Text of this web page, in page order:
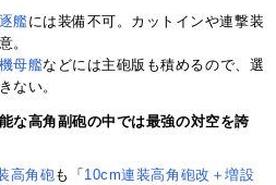
艦には装備不可。カットインや連撃装
。
母艦などには主砲版も積めるので、選
ない。
な高角副砲の中では最強の対空を誇
高角砲も「 10cm連装高角砲改＋増設